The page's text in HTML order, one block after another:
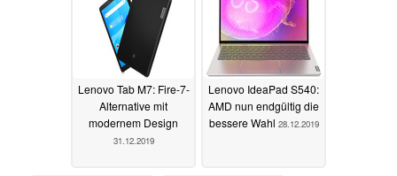
Lenovo Tab M7: Fire-7-
Alternative mit
modernem Design
31.12.2019
Lenovo IdeaPad S540:
AMD nun endgültig die
bessere Wahl 28.12.2019